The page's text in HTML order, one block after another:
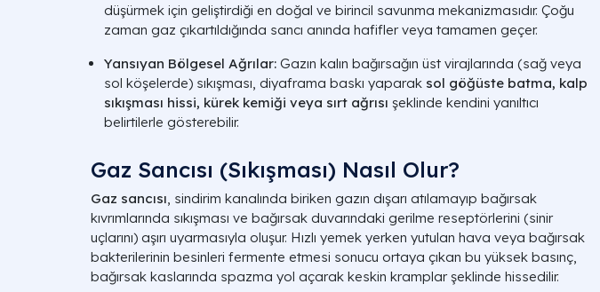
düşürmek için geliştirdiği en doğal ve birincil savunma mekanizmasıdır. Çoğu
zaman gaz çıkartıldığında sancı anında hafifler veya tamamen geçer.
Yansıyan Bölgesel Ağrılar: Gazın kalın bağırsağın üst virajlarında (sağ veya
sol köşelerde) sıkışması, diyaframa baskı yaparak sol göğüste batma, kalp
sıkışması hissi, kürek kemiği veya sırt ağrısı şeklinde kendini yanıltıcı
belirtilerle gösterebilir.
Gaz Sancısı (Sıkışması) Nasıl Olur?
Gaz sancısı, sindirim kanalında biriken gazın dışarı atılamayıp bağırsak
kıvrımlarında sıkışması ve bağırsak duvarındaki gerilme reseptörlerini (sinir
uçlarını) aşırı uyarmasıyla oluşur. Hızlı yemek yerken yutulan hava veya bağırsak
bakterilerinin besinleri fermente etmesi sonucu ortaya çıkan bu yüksek basınç,
bağırsak kaslarında spazma yol açarak keskin kramplar şeklinde hissedilir.